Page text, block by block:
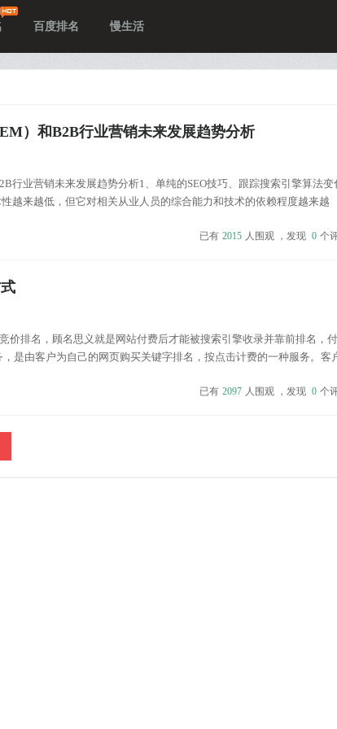
百度排名 慢生活
）和B2B行业营销未来发展趋势分析
行业营销未来发展趋势分析1、单纯的SEO技巧、跟踪搜索引擎算法变
越来越低，但它对相关从业人员的综合能力和技术的依赖程度越来越
关键词分析)再丰富的经验，...
已有 2015 人围观 ，发现 0 个
价排名，顾名思义就是网站付费后才能被搜索引擎收录并靠前排名，
是由客户为自己的网页购买关键字排名，按点击计费的一种服务。客
在国内流行的点击付费搜索引擎有百度，雅虎和...
已有 2097 人围观 ，发现 0 个